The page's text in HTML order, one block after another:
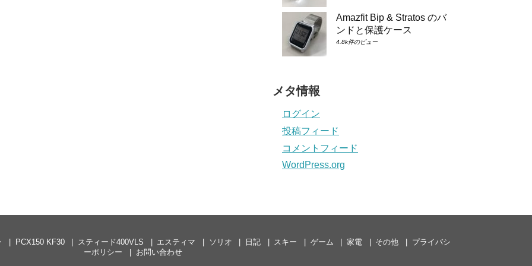
Amazfit Bip & Stratos のバ
ンドと保護ケース
4.8k件のビュー
メタ情報
ログイン
投稿フィード
コメントフィード
WordPress.org
PCX150 KF30 スティード400VLS エスティマ ソリオ 日記 スキー ゲーム 家電 その他
プライバシ
ーポリシー
お問い合わせ